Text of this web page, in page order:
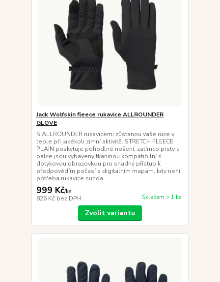
Jack Wolfskin fleece rukavice ALLROUNDER
GLOVE
S ALLROUNDER rukavicemi zůstanou vaše ruce v
teple při jakékoli zimní aktivitě. STRETCH FLEECE
PLAIN poskytuje pohodlné nošení, zatímco prsty a
palce jsou vybaveny tkaninou kompatibilní s
dotykovou obrazovkou pro snadný přístup k
předpovědím počasí a digitálním mapám, kdy není
potřeba rukavice sunda...
999 Kč/ks
826 Kč bez DPH Skladem > 1 ks
Zvolit variantu